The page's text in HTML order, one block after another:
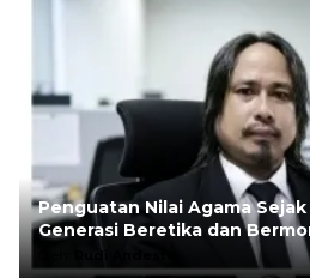
Penguatan Nilai Agama
Generasi Beretika dan
Rudi Andesta